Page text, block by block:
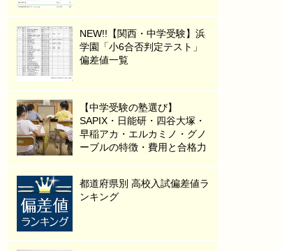
NEW!!【関西・中学受験】浜
学園「小6合否判定テスト」
偏差値一覧
【中学受験の塾選び】
SAPIX・日能研・四谷大塚・
早稲アカ・エルカミノ・グノ
ーブルの特徴・費用と合格力
都道府県別 高校入試偏差値ラ
ンキング